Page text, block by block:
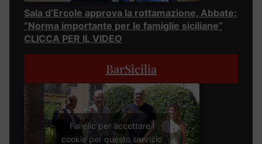
Sala d’Ercole approva la rottamazione, Abbate:
“Norma importante per le famiglie siciliane”
CLICCA PER IL VIDEO
BarSicilia
Fai clic per accettare i
cookie per questo servizio